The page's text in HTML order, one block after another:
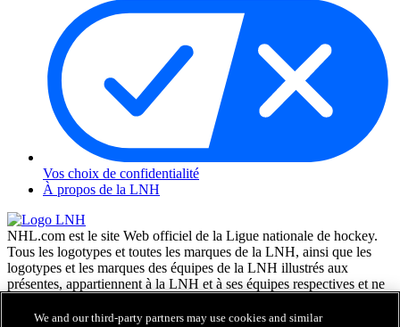
Vos choix de confidentialité
À propos de la LNH
NHL.com est le site Web officiel de la Ligue nationale de hockey.
Tous les logotypes et toutes les marques de la LNH, ainsi que les
logotypes et les marques des équipes de la LNH illustrés aux
présentes, appartiennent à la LNH et à ses équipes respectives et ne
Enterprises, L.P. © LNH 2026. Tous droits réservés. Tous les
We and our third-party partners may use cookies and similar